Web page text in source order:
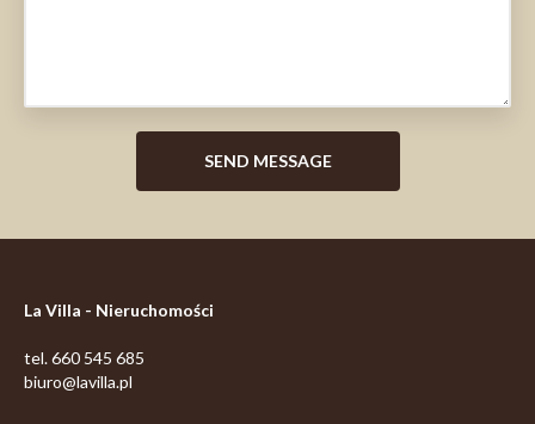
La Villa - Nieruchomości
tel. 660 545 685
biuro@lavilla.pl